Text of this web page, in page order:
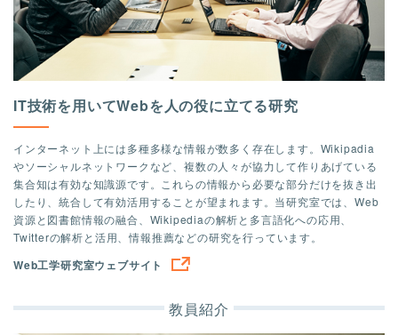
IT技術を用いてWebを人の役に立てる研究
インターネット上には多種多様な情報が数多く存在します。Wikipadia
やソーシャルネットワークなど、複数の人々が協力して作りあげている
集合知は有効な知識源です。これらの情報から必要な部分だけを抜き出
したり、統合して有効活用することが望まれます。当研究室では、Web
資源と図書館情報の融合、Wikipediaの解析と多言語化への応用、
Twitterの解析と活用、情報推薦などの研究を行っています。
Web工学研究室ウェブサイト
教員紹介